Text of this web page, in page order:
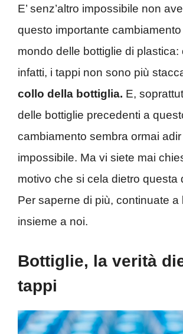
E’ senz’altro impossibile non
questo importante
mondo delle bottiglie di plastica:
infatti, i tappi non sono più
collo della bottiglia. E,
delle bottiglie precedenti a
cambiamento sembra ormai
impossibile. Ma vi siete mai
motivo che si cela dietro questa
Per saperne di più, continuate a
insieme a noi.
Bottiglie, la verità
tappi